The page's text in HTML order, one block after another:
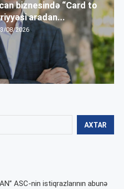
AXTAR
ASC-nin istiqrazlarının abunə
biznesində “Card to
aradan...
08/2026